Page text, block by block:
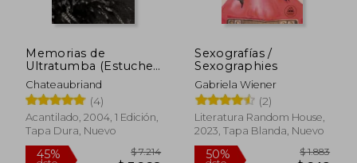
50%
dcto. $ 765
50%
dcto.
Memorias de
Ultratumba (Estuche
2 Vols. )
Chateaubriand
(4)
Acantilado, 2004, 1 Edición,
Tapa Dura, Nuevo
Sexografías /
Sexographies
Gabriela Wiener
(2)
Literatura Random House,
2023, Tapa Blanda, Nuevo